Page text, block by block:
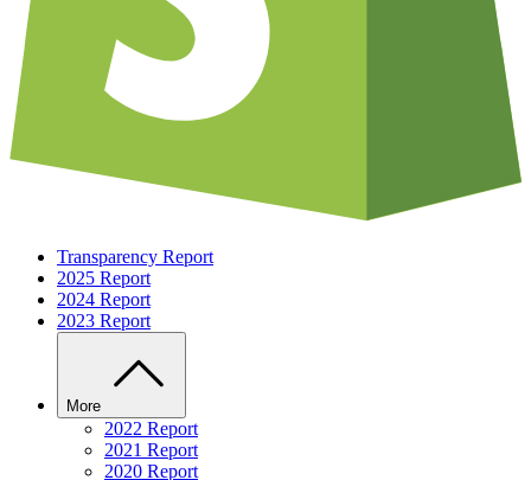
Transparency Report
2025 Report
2024 Report
2023 Report
More
2022 Report
2021 Report
2020 Report